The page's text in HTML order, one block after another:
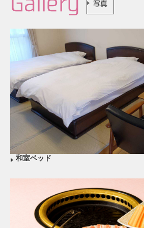
写真
和室ベッド